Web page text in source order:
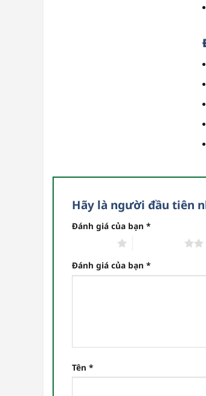
Hãy là người đầu tiên
Đánh giá của bạn *
Đánh giá của bạn *
Tên *